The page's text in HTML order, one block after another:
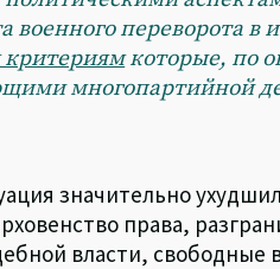
переворота в
которые, по
многопартийной
значительно
права,
власти, свободные